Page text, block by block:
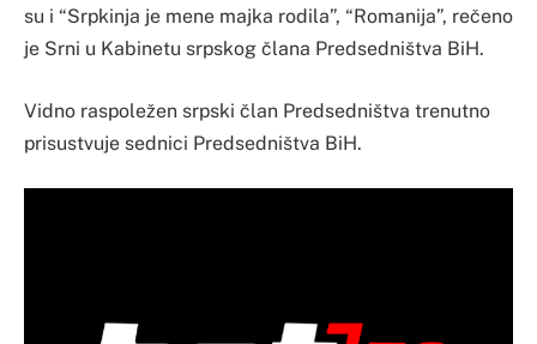
su i “Srpkinja je mene majka rodila”, “Romanija”, rečeno
je Srni u Kabinetu srpskog člana Predsedništva BiH.
Vidno raspoležen srpski član Predsedništva trenutno
prisustvuje sednici Predsedništva BiH.